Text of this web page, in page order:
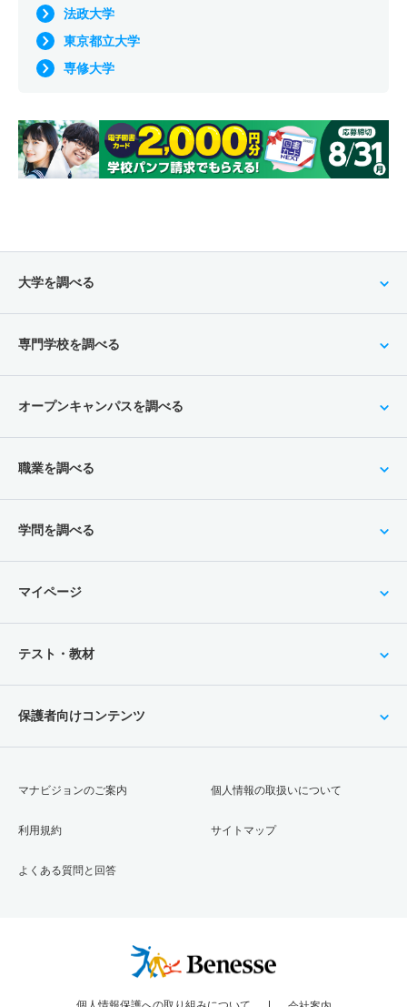
法政大学
東京都立大学
専修大学
大学を調べる
専門学校を調べる
オープンキャンパスを調べる
職業を調べる
学問を調べる
マイページ
テスト・教材
保護者向けコンテンツ
マナビジョンのご案内
利用規約
よくある質問と回答
個人情報の取扱いについて
サイトマップ